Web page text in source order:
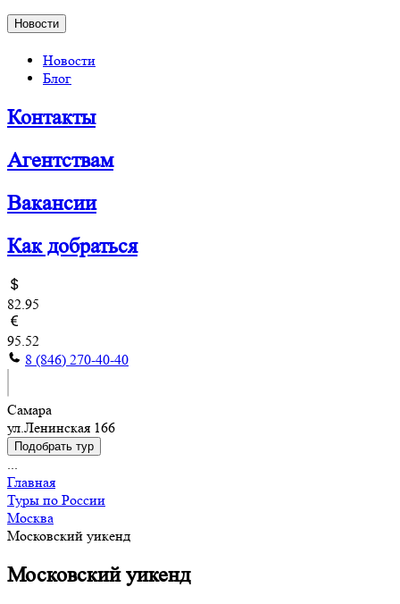
Новости
Новости
Блог
Контакты
Агентствам
Вакансии
Как добраться
82.95
95.52
8 (846) 270-40-40
Самара
ул.Ленинская 166
Подобрать тур
...
Главная
Туры по России
Москва
Московский уикенд
Московский уикенд